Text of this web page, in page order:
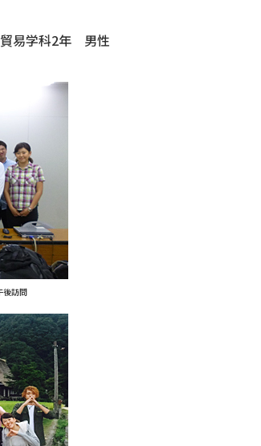
易学科2年 男性
後訪問